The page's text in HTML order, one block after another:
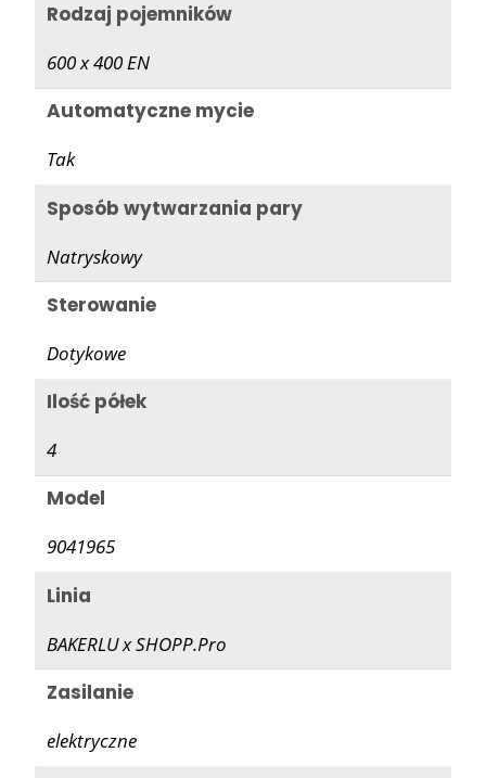
Rodzaj pojemników
600 x 400 EN
Automatyczne mycie
Tak
Sposób wytwarzania pary
Natryskowy
Sterowanie
Dotykowe
Ilość półek
4
Model
9041965
Linia
BAKERLU x SHOPP.Pro
Zasilanie
elektryczne